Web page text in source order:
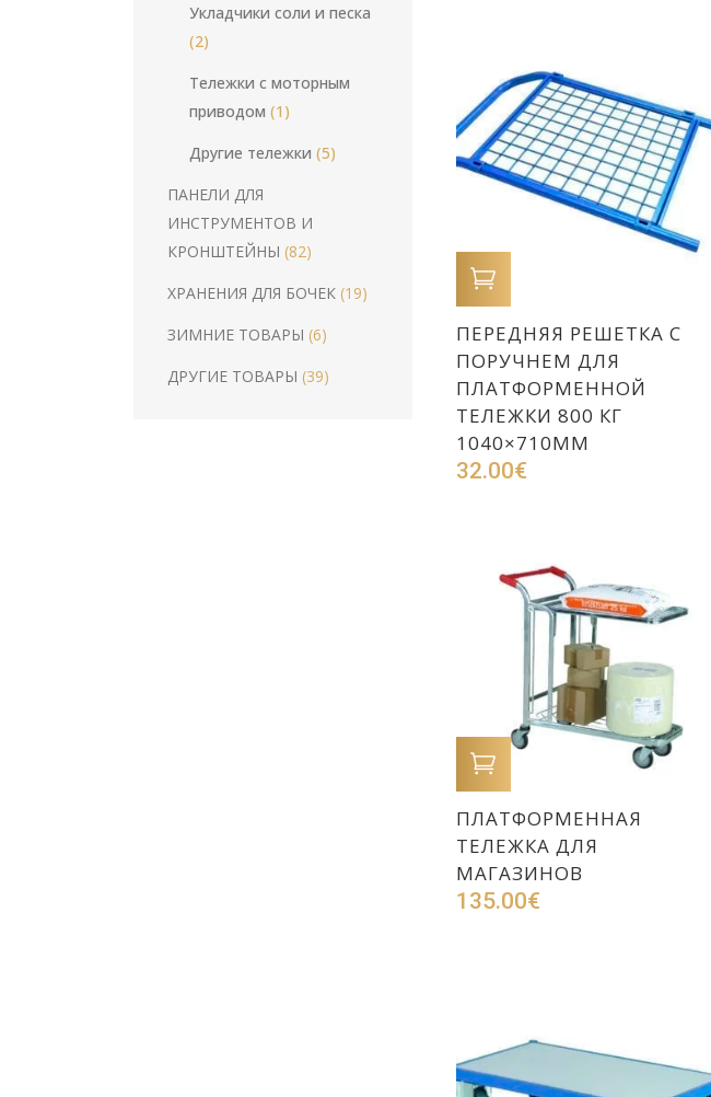
Укладчики соли и песка
(2)
Tележки с моторным
приводом (1)
Другие тележки (5)
ПАНЕЛИ ДЛЯ
ИНСТРУМЕНТОВ И
КРОНШТЕЙНЫ (82)
ХРАНЕНИЯ ДЛЯ БОЧЕК (19)
ЗИМНИЕ ТОВАРЫ (6)
ДРУГИЕ ТОВАРЫ (39)
ПЕРЕДНЯЯ РЕШЕТКА С
ПОРУЧНЕМ ДЛЯ
ПЛАТФОРМЕННОЙ
ТЕЛЕЖКИ 800 КГ
1040×710ММ
32.00€
ПЛАТФОРМЕННАЯ
ТЕЛЕЖКА ДЛЯ
МАГАЗИНОВ
135.00€